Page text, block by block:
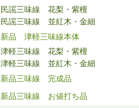
民謡三味線 花梨・紫檀
民謡三味線 並紅木・金細
新品 津軽三味線本体
津軽三味線 花梨・紫檀
津軽三味線 並紅木・金細
新品三味線 完成品
新品三味線 お値打ち品